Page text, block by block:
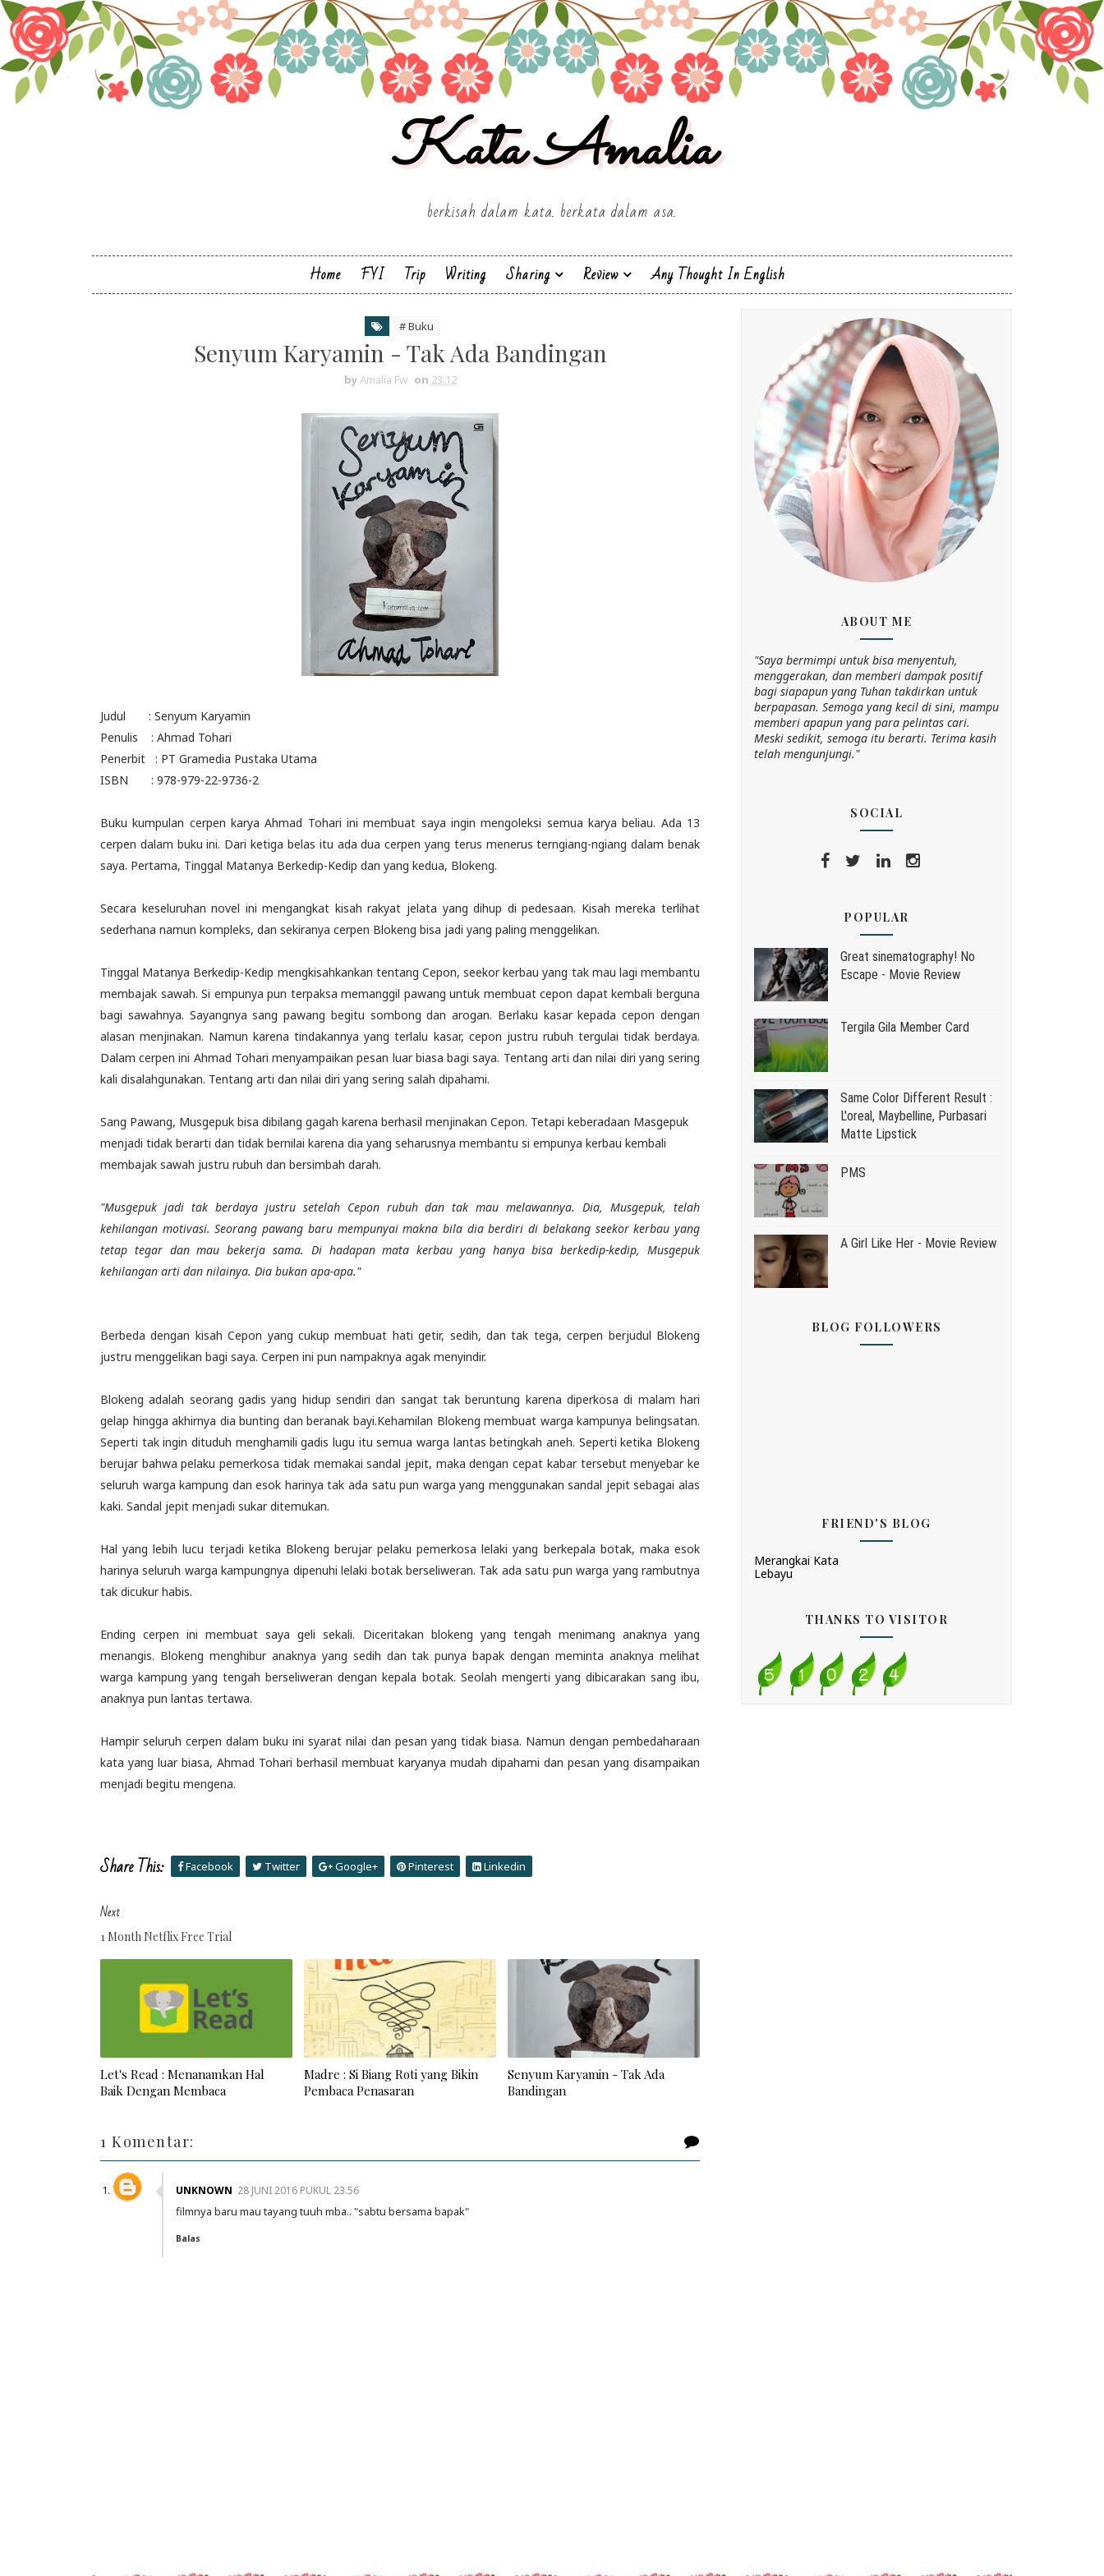
Kata Amalia
berkisah dalam kata. berkata dalam asa.
Home FYI Trip Writing Sharing Review Any Thought In English
# Buku
Senyum Karyamin - Tak Ada Bandingan
byAmalia Fw on 23.12
Judul : Senyum Karyamin
Penulis : Ahmad Tohari
Penerbit : PT Gramedia Pustaka Utama
ISBN : 978-979-22-9736-2
Buku kumpulan cerpen karya Ahmad Tohari ini membuat saya ingin mengoleksi semua karya beliau. Ada 13
cerpen dalam buku ini. Dari ketiga belas itu ada dua cerpen yang terus menerus terngiang-ngiang dalam benak
saya. Pertama, Tinggal Matanya Berkedip-Kedip dan yang kedua, Blokeng.
Secara keseluruhan novel ini mengangkat kisah rakyat jelata yang dihup di pedesaan. Kisah mereka terlihat
sederhana namun kompleks, dan sekiranya cerpen Blokeng bisa jadi yang paling menggelikan.
Tinggal Matanya Berkedip-Kedip mengkisahkankan tentang Cepon, seekor kerbau yang tak mau lagi membantu
membajak sawah. Si empunya pun terpaksa memanggil pawang untuk membuat cepon dapat kembali berguna
bagi sawahnya. Sayangnya sang pawang begitu sombong dan arogan. Berlaku kasar kepada cepon dengan
alasan menjinakan. Namun karena tindakannya yang terlalu kasar, cepon justru rubuh tergulai tidak berdaya.
Dalam cerpen ini Ahmad Tohari menyampaikan pesan luar biasa bagi saya. Tentang arti dan nilai diri yang sering
kali disalahgunakan. Tentang arti dan nilai diri yang sering salah dipahami.
Sang Pawang, Musgepuk bisa dibilang gagah karena berhasil menjinakan Cepon. Tetapi keberadaan Masgepuk
menjadi tidak berarti dan tidak bernilai karena dia yang seharusnya membantu si empunya kerbau kembali
membajak sawah justru rubuh dan bersimbah darah.
"Musgepuk jadi tak berdaya justru setelah Cepon rubuh dan tak mau melawannya. Dia, Musgepuk, telah
kehilangan motivasi. Seorang pawang baru mempunyai makna bila dia berdiri di belakang seekor kerbau yang
tetap tegar dan mau bekerja sama. Di hadapan mata kerbau yang hanya bisa berkedip-kedip, Musgepuk
kehilangan arti dan nilainya. Dia bukan apa-apa."
Berbeda dengan kisah Cepon yang cukup membuat hati getir, sedih, dan tak tega, cerpen berjudul Blokeng
justru menggelikan bagi saya. Cerpen ini pun nampaknya agak menyindir.
Blokeng adalah seorang gadis yang hidup sendiri dan sangat tak beruntung karena diperkosa di malam hari
gelap hingga akhirnya dia bunting dan beranak bayi.Kehamilan Blokeng membuat warga kampunya belingsatan.
Seperti tak ingin dituduh menghamili gadis lugu itu semua warga lantas betingkah aneh. Seperti ketika Blokeng
berujar bahwa pelaku pemerkosa tidak memakai sandal jepit, maka dengan cepat kabar tersebut menyebar ke
seluruh warga kampung dan esok harinya tak ada satu pun warga yang menggunakan sandal jepit sebagai alas
kaki. Sandal jepit menjadi sukar ditemukan.
Hal yang lebih lucu terjadi ketika Blokeng berujar pelaku pemerkosa lelaki yang berkepala botak, maka esok
harinya seluruh warga kampungnya dipenuhi lelaki botak berseliweran. Tak ada satu pun warga yang rambutnya
tak dicukur habis.
Ending cerpen ini membuat saya geli sekali. Diceritakan blokeng yang tengah menimang anaknya yang
menangis. Blokeng menghibur anaknya yang sedih dan tak punya bapak dengan meminta anaknya melihat
warga kampung yang tengah berseliweran dengan kepala botak. Seolah mengerti yang dibicarakan sang ibu,
anaknya pun lantas tertawa.
Hampir seluruh cerpen dalam buku ini syarat nilai dan pesan yang tidak biasa. Namun dengan pembedaharaan
kata yang luar biasa, Ahmad Tohari berhasil membuat karyanya mudah dipahami dan pesan yang disampaikan
menjadi begitu mengena.
Share This: Facebook Twitter Google+ Pinterest Linkedin
Next
1 Month Netflix Free Trial
Let's Read : Menanamkan Hal
Baik Dengan Membaca
Madre : Si Biang Roti yang Bikin
Pembaca Penasaran
Senyum Karyamin - Tak Ada
Bandingan
1 Komentar:
UNKNOWN 28 JUNI 2016 PUKUL 23.56
filmnya baru mau tayang tuuh mba.. "sabtu bersama bapak"
Balas
ABOUT ME
"Saya bermimpi untuk bisa menyentuh,
menggerakan, dan memberi dampak positif
bagi siapapun yang Tuhan takdirkan untuk
berpapasan. Semoga yang kecil di sini, mampu
memberi apapun yang para pelintas cari.
Meski sedikit, semoga itu berarti. Terima kasih
telah mengunjungi."
SOCIAL
POPULAR
Great sinematography! No
Escape - Movie Review
Tergila Gila Member Card
Same Color Different Result :
L'oreal, Maybelline, Purbasari
Matte Lipstick
PMS
A Girl Like Her - Movie Review
BLOG FOLLOWERS
FRIEND'S BLOG
Merangkai Kata
Lebayu
THANKS TO VISITOR